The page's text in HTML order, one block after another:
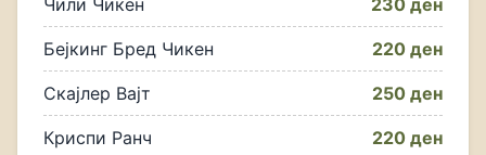
Чили Чикен 230 ден
Бејкинг Бред Чикен 220 ден
Скајлер Вајт 250 ден
Криспи Ранч 220 ден